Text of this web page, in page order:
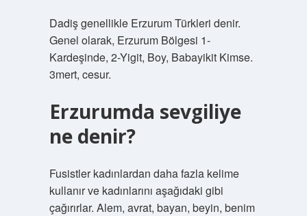
Dadiş genellikle Erzurum Türkleri denir.
Genel olarak, Erzurum Bölgesi 1-
Kardeşinde, 2-Yigit, Boy, Babayikit Kimse.
3mert, cesur.
Erzurumda sevgiliye
ne denir?
Fusistler kadınlardan daha fazla kelime
kullanır ve kadınlarını aşağıdaki gibi
çağırırlar. Alem, avrat, bayan, beyin, benim